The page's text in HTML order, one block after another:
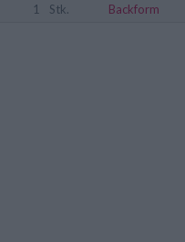
1
Stk. Backform